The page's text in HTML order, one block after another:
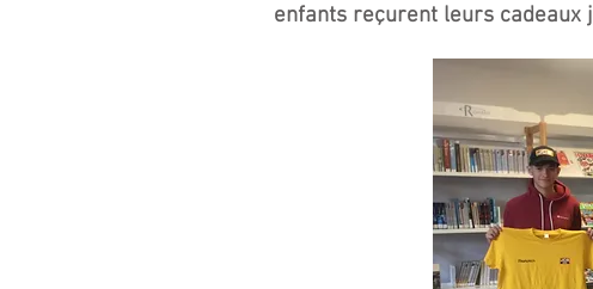
enfants reçurent leurs cadeaux